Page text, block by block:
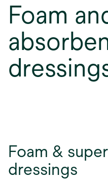
Foam
Foam &
dressings